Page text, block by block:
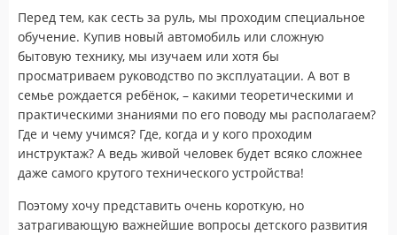
Перед тем, как сесть за руль, мы проходим специальное
обучение. Купив новый автомобиль или сложную
бытовую технику, мы изучаем или хотя бы
просматриваем руководство по эксплуатации. А вот в
семье рождается ребёнок, – какими теоретическими и
практическими знаниями по его поводу мы располагаем?
Где и чему учимся? Где, когда и у кого проходим
инструктаж? А ведь живой человек будет всяко сложнее
даже самого крутого технического устройства!
Поэтому хочу представить очень короткую, но
затрагивающую важнейшие вопросы детского развития